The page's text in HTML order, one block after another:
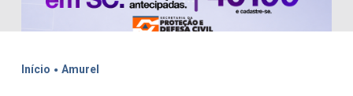
Início . Amurel